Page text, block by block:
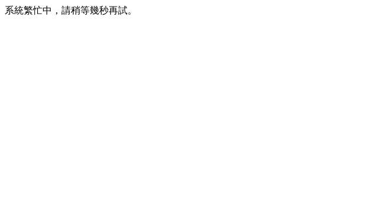
系統繁忙中，請稍等幾秒再試。